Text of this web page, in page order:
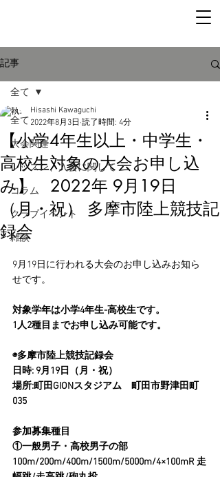
記事
全て
大会関連
レッスン、入会に関して
コラム
クラブイベント
雑談
全て
【小学4年生以上・中学生・
高校生対象の大会お申し込
み】 2022年 9月19日
（月・祝） 多摩市陸上競技記
録会
Hisashi Kawaguchi
2022年8月3日 読了時間: 4分
9月19日に行われる大会のお申し込みお知ら
せです。
対象学年は小学4年生-高校生です。
1人2種目までお申し込み可能です。
◉多摩市陸上競技記録会
日時: 9月19日（月・祝）
場所:町田GIONスタジアム　町田市野津田町
035
参加募集種目
①一般男子・高校男子の部
100m/200m/400m/1500m/5000m/4×100mR 走